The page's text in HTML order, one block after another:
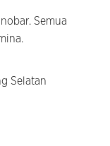
Semua
Selatan